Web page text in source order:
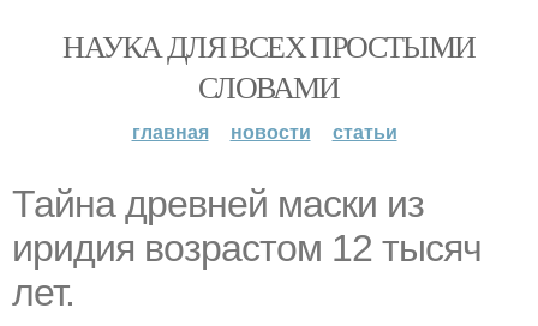
НАУКА ДЛЯ ВСЕХ ПРОСТЫМИ
СЛОВАМИ
главная новости статьи
Тайна древней маски из
иридия возрастом 12 тысяч
лет.